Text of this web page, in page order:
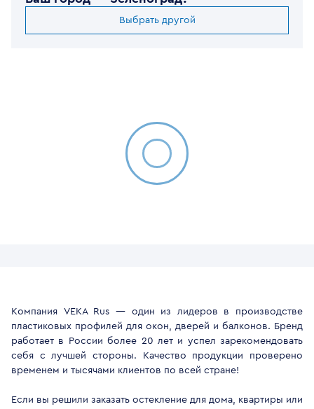
Выбрать другой
Компания VEKA Rus — один из лидеров в производстве
пластиковых профилей для окон, дверей и балконов. Бренд
работает в России более 20 лет и успел зарекомендовать
себя с лучшей стороны. Качество продукции проверено
временем и тысячами клиентов по всей стране!
Если вы решили заказать остекление для дома, квартиры или